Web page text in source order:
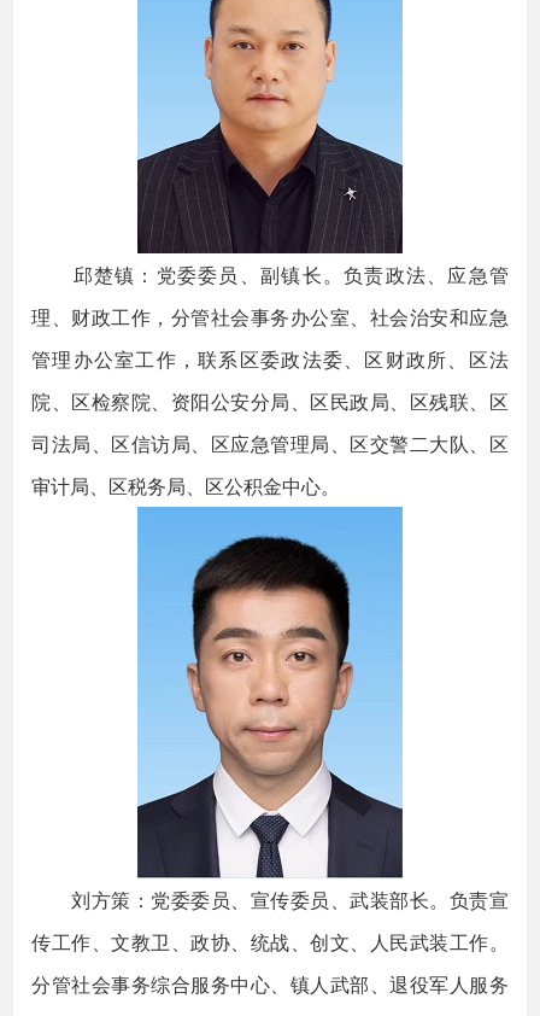
邱楚镇：党委委员、副镇长。负责政法、应急管
理、财政工作，分管社会事务办公室、社会治安和应急
管理办公室工作，联系区委政法委、区财政所、区法
院、区检察院、资阳公安分局、区民政局、区残联、区
司法局、区信访局、区应急管理局、区交警二大队、区
审计局、区税务局、区公积金中心。
刘方策：党委委员、宣传委员、武装部长。负责宣
传工作、文教卫、政协、统战、创文、人民武装工作。
分管社会事务综合服务中心、镇人武部、退役军人服务